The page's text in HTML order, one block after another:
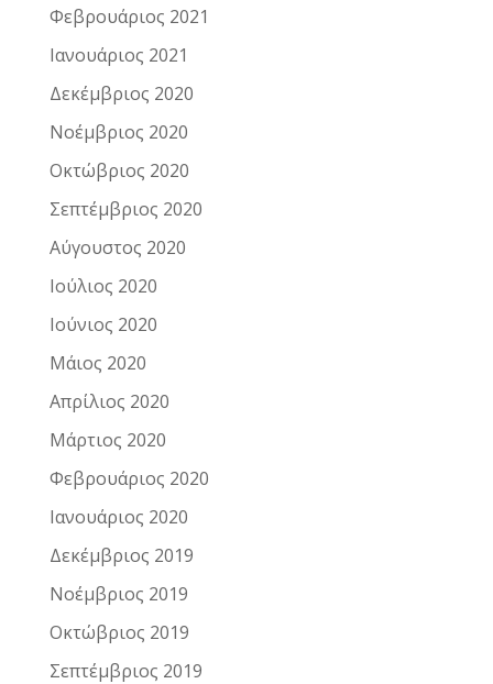
Φεβρουάριος 2021
Ιανουάριος 2021
Δεκέμβριος 2020
Νοέμβριος 2020
Οκτώβριος 2020
Σεπτέμβριος 2020
Αύγουστος 2020
Ιούλιος 2020
Ιούνιος 2020
Μάιος 2020
Απρίλιος 2020
Μάρτιος 2020
Φεβρουάριος 2020
Ιανουάριος 2020
Δεκέμβριος 2019
Νοέμβριος 2019
Οκτώβριος 2019
Σεπτέμβριος 2019